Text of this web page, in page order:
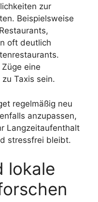
zur
Beispielsweise
oft deutlich
eine
Taxis sein.
regelmäßig neu
anzupassen,
Langzeitaufenthalt
stressfrei bleibt.
lokale